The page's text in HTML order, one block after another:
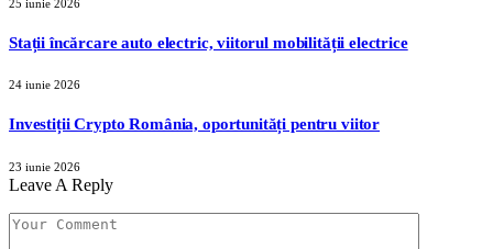
25 iunie 2026
Stații încărcare auto electric, viitorul mobilității electrice
24 iunie 2026
Investiții Crypto România, oportunități pentru viitor
23 iunie 2026
Leave A Reply